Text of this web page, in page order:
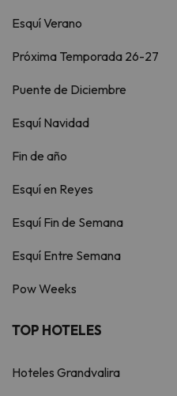
Esquí Verano
Próxima Temporada 26-27
Puente de Diciembre
Esquí Navidad
Fin de año
Esquí en Reyes
Esquí Fin de Semana
Esquí Entre Semana
Pow Weeks
TOP HOTELES
Hoteles Grandvalira